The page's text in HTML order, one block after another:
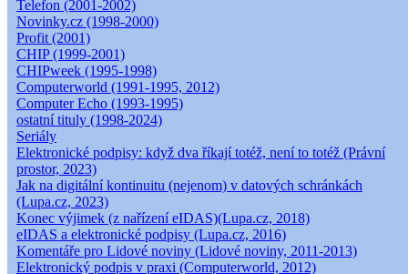
Telefon (2001-2002)
Novinky.cz (1998-2000)
Profit (2001)
CHIP (1999-2001)
CHIPweek (1995-1998)
Computerworld (1991-1995, 2012)
Computer Echo (1993-1995)
ostatní tituly (1998-2024)
Seriály
Elektronické podpisy: když dva říkají totéž, není to totéž (Právní
prostor, 2023)
Jak na digitální kontinuitu (nejenom) v datových schránkách
(Lupa.cz, 2023)
Konec výjimek (z nařízení eIDAS)(Lupa.cz, 2018)
eIDAS a elektronické podpisy (Lupa.cz, 2016)
Komentáře pro Lidové noviny (Lidové noviny, 2011-2013)
Elektronický podpis v praxi (Computerworld, 2012)